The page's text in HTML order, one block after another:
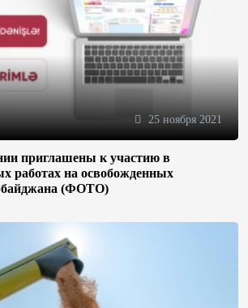
25 ноября 2021
приглашены к участию в
работах на освобожденных
(ФОТО)